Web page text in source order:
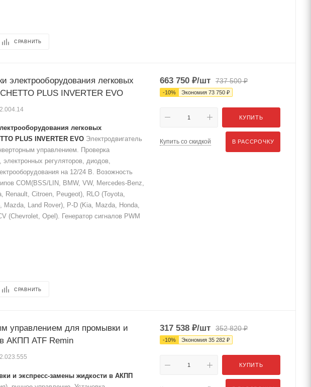
СРАВНИТЬ
электрооборудования легковых
PLUS INVERTER EVO
легковых
PLUS INVERTER EVO Электродвигатель
управлением. Проверка
электронных регуляторов, диодов,
на 12/24 В. Возожность
COM(BSS/LIN, BMW, VW, Mercedes-Benz,
Renault, Citroen, Peugeot), RLO (Toyota,
Mazda, Land Rover), P-D (Kia, Mazda, Honda,
(Chevrolet, Opel). Генератор сигналов PWM
СРАВНИТЬ
663 750 ₽/шт 737 500₽
-10% Экономия 73 750 ₽
КУПИТЬ
Купить со скидкой В РАССРОЧКУ
управлением для промывки и
АКПП ATF Remin
и экспресс-замены жидкости в АКПП
317 538 ₽/шт 352 820₽
-10% Экономия 35 282 ₽
КУПИТЬ